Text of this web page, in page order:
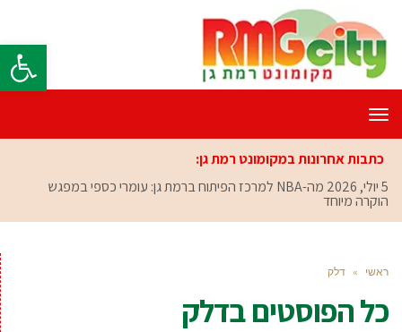
פתח
תפריט
כתבות אחרונות במקומונט רמת גן:
5 יולי, 2026
מה-NBA למרכז הפיתוח ברמת גן: עומרי כספי במפגש
הוקרה מיוחד
ראשי » דלק
כל הפוסטים בדלק